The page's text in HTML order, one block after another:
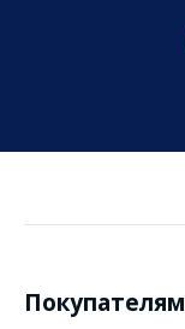
Покупателям